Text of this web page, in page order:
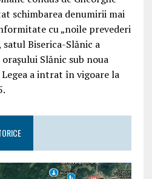
schimbarea denumirii mai
cu „noile prevederi
Biserica-Slănic a
Slănic sub noua
Legea a intrat în vigoare la